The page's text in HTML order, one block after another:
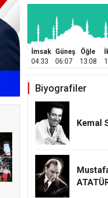
EKİPLER SAHADA
ATAŞEHİR'DE
ÇALIŞMALARI
İmsak Güneş Öğle
04:33
06:07 13:08
Biyografiler
Kemal